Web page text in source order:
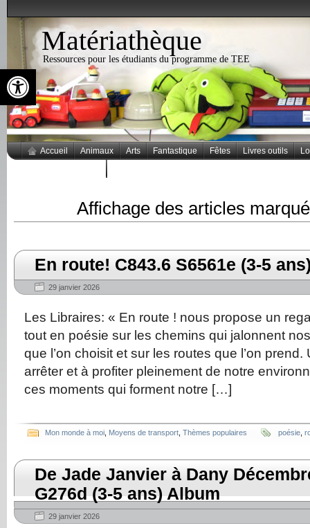
Ouvrir la barre d’outils
Matériathèque
Ressources pour les étudiants du programme de TEE
Accueil Animaux Arts Fantastique Fêtes Livres outils
Affichage des articles
En route! C843.6 S6561e (3-5
29 janvier 2026
Les Libraires: « En route ! nous propose un
tout en poésie sur les chemins qui jalonnent
que l’on choisit et sur les routes que l’on
arrêter et à profiter pleinement de notre
ces moments qui forment notre […]
Mon monde à moi Moyens de transport Thèmes populaires poésie
De Jade Janvier à Dany
G276d (3-5 ans) Album
29 janvier 2026